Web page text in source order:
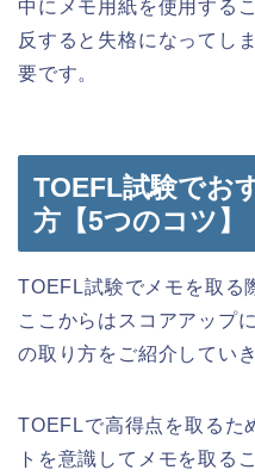
中にメモ用紙を使用する
反すると失格になってし
要です。
TOEFL試験でお
方【5つのコツ】
TOEFL試験でメモを取る
ここからはスコアアップ
の取り方をご紹介していき
TOEFLで高得点を取るた
トを意識してメモを取る